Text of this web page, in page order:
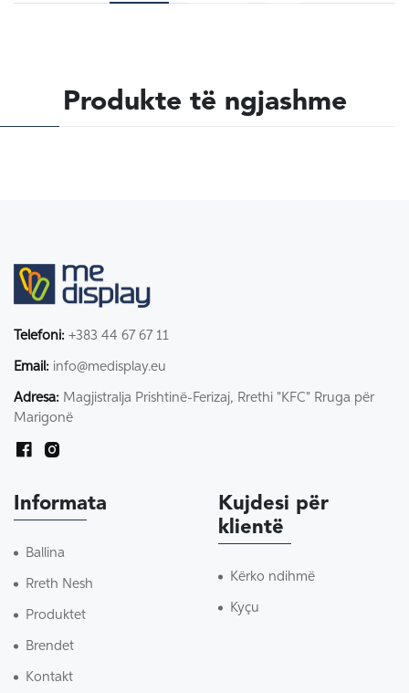
Produkte të ngjashme
Telefoni: +383 44 67 67 11
Email: info@medisplay.eu
Adresa: Magjistralja Prishtinë-Ferizaj, Rrethi "KFC" Rruga për
Marigonë
Informata
Ballina
Rreth Nesh
Produktet
Brendet
Kontakt
Kujdesi për
klientë
Kërko ndihmë
Kyçu